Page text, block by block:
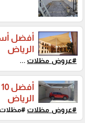
أفضل
الرياض
#عروض_مظلات ...
الرياض
#عروض_مظلات